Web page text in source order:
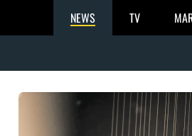
NEWS TV